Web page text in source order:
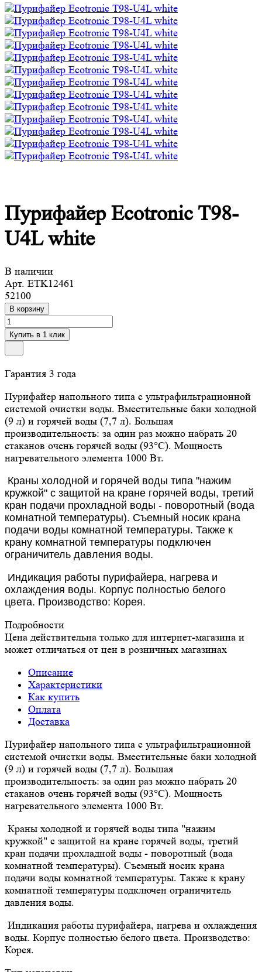
Пурифайер Ecotronic T98-
U4L white
В наличии
Арт. ETK12461
52100
В корзину
Купить в 1 клик
Гарантия 3 года
Пурифайер напольного типа с ультрафильтрационной
системой очистки воды. Вместительные баки холодной
(9 л) и горячей воды (7,7 л). Большая
производительность: за один раз можно набрать 20
стаканов очень горячей воды (93°С). Мощность
нагревательного элемента 1000 Вт.
Краны холодной и горячей воды типа "нажим
кружкой" с защитой на кране горячей воды, третий
кран подачи прохладной воды - поворотный (вода
комнатной температуры). Съемный носик крана
подачи воды комнатной температуры. Также к
крану комнатной температуры подключен
ограничитель давления воды.
Индикация работы пурифайера, нагрева и
охлаждения воды. Корпус полностью белого
цвета. Производство: Корея.
Подробности
Цена действительна только для интернет-магазина и
может отличаться от цен в розничных магазинах
Описание
Характеристики
Как купить
Оплата
Доставка
Пурифайер напольного типа с ультрафильтрационной
системой очистки воды. Вместительные баки холодной
(9 л) и горячей воды (7,7 л). Большая
производительность: за один раз можно набрать 20
стаканов очень горячей воды (93°С). Мощность
нагревательного элемента 1000 Вт.
Краны холодной и горячей воды типа "нажим
кружкой" с защитой на кране горячей воды, третий
кран подачи прохладной воды - поворотный (вода
комнатной температуры). Съемный носик крана
подачи воды комнатной температуры. Также к крану
комнатной температуры подключен ограничитель
давления воды.
Индикация работы пурифайера, нагрева и охлаждения
воды. Корпус полностью белого цвета. Производство:
Корея.